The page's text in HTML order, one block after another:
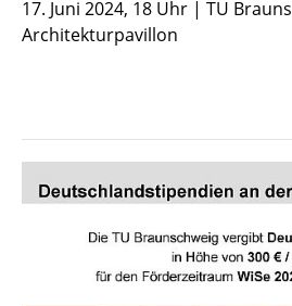
17. Juni 2024, 18 Uhr | TU
Architekturpavillon